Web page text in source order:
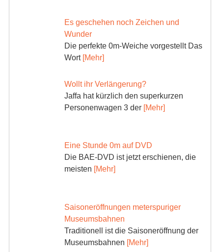
Es geschehen noch Zeichen und
Wunder
Die perfekte 0m-Weiche vorgestellt Das
Wort [Mehr]
Wollt ihr Verlängerung?
Jaffa hat kürzlich den superkurzen
Personenwagen 3 der [Mehr]
Eine Stunde 0m auf DVD
Die BAE-DVD ist jetzt erschienen, die
meisten [Mehr]
Saisoneröffnungen meterspuriger
Museumsbahnen
Traditionell ist die Saisoneröffnung der
Museumsbahnen [Mehr]